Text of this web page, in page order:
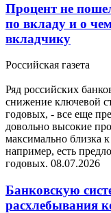
Процент не
по вкладу и о
вкладчику
Российская газета
Ряд российских
снижение ключевой
годовых, - все еще
довольно высокие
максимально близка
например, есть
годовых. 08.07.2026
Банковскую
расхлебывания